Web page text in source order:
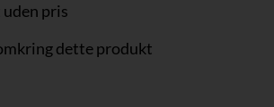
pris
dette produkt